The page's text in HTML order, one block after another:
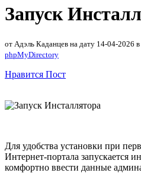
Запуск
от Адэль Каданцев на дату 14-04-2026 в
phpMyDirectory
Нравится Пост
Для удобства установки при
Интернет-портала запускается
комфортно ввести данные